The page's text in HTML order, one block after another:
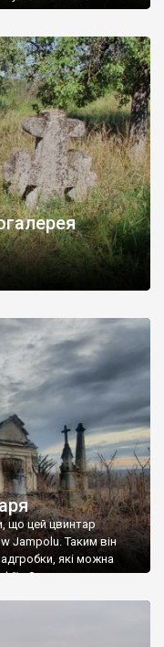
кладовищ,
бо то улюблений
колекція
невелике, […]
що цей цвинтар
Jampolu. Таким він
які можна
Загалом цвинтар